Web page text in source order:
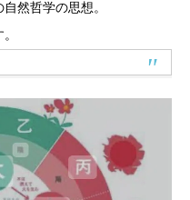
然哲学の思想。